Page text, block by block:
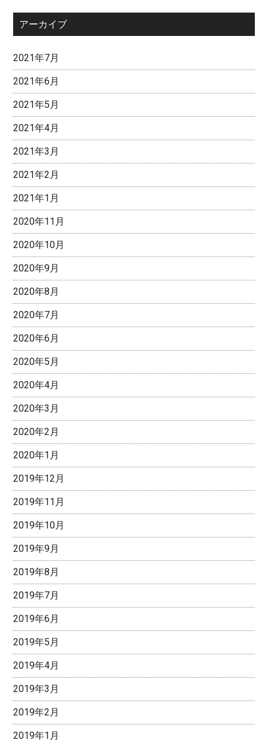
アーカイブ
2021年7月
2021年6月
2021年5月
2021年4月
2021年3月
2021年2月
2021年1月
2020年11月
2020年10月
2020年9月
2020年8月
2020年7月
2020年6月
2020年5月
2020年4月
2020年3月
2020年2月
2020年1月
2019年12月
2019年11月
2019年10月
2019年9月
2019年8月
2019年7月
2019年6月
2019年5月
2019年4月
2019年3月
2019年2月
2019年1月